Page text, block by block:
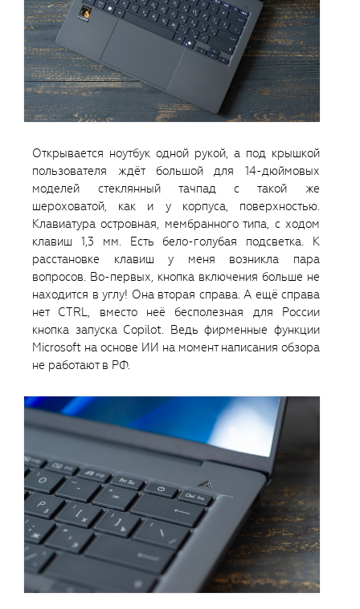
Открывается ноутбук одной рукой, а под крышкой
пользователя ждёт большой для 14-дюймовых
моделей стеклянный тачпад с такой же
шероховатой, как и у корпуса, поверхностью.
Клавиатура островная, мембранного типа, с ходом
клавиш 1,3 мм. Есть бело-голубая подсветка. К
расстановке клавиш у меня возникла пара
вопросов. Во-первых, кнопка включения больше не
находится в углу! Она вторая справа. А ещё справа
нет CTRL, вместо неё бесполезная для России
кнопка запуска Copilot. Ведь фирменные функции
Microsoft на основе ИИ на момент написания обзора
не работают в РФ.